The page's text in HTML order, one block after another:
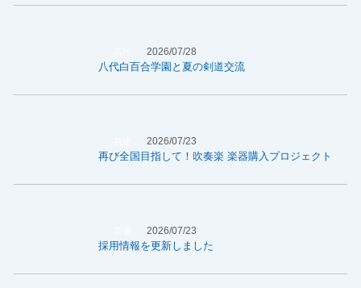
2026/07/28
八代白百合学園と夏の剣道交流
2026/07/23
再び全国目指して！吹奏楽 楽器購入プロジェクト
2026/07/23
採用情報を更新しました